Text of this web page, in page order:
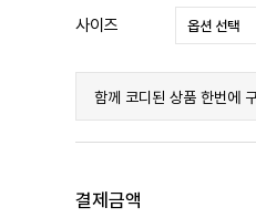
사이즈
함께 코디된 상품 한번에
결제금액